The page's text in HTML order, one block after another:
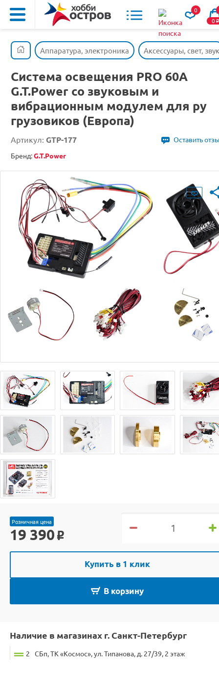
0
0o
Аппаратура, электроника Аксессуары, свет, звук
Система освещения PRO 60A
G.T.Power со звуковым и
вибрационным модулем для ру
грузовиков (Европа)
Артикул: GTP-177
Оставить
Бренд:G.T.Power
Розничная цена
19 390 o
Купить в 1 клик
В корзину
Наличие в магазинах г. Санкт-Петербург
2 СБп, ТК «Космос», ул. Типанова, д. 27/39, 2 этаж